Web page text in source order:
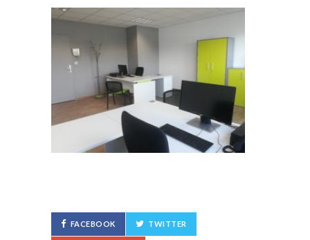
FACEBOOK TWITTER